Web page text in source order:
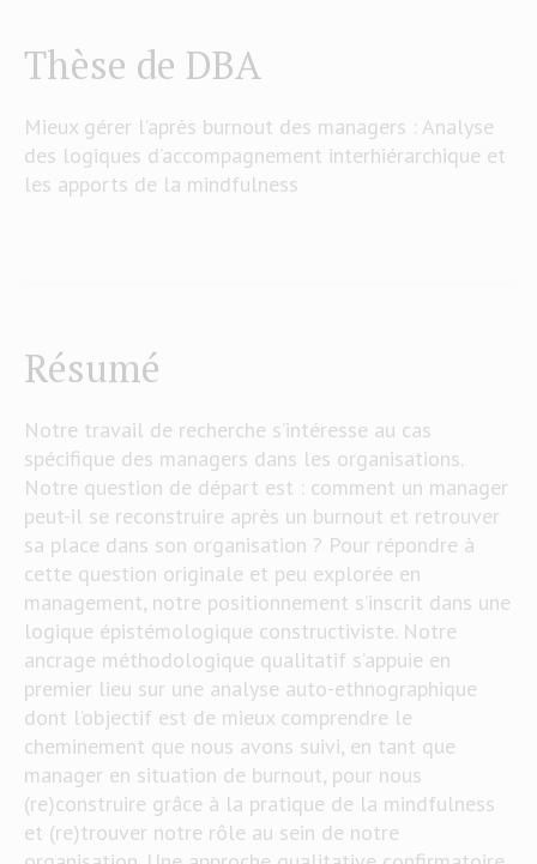
Thèse de DBA
Mieux gérer l’après burnout des managers : Analyse
des logiques d’accompagnement interhiérarchique et
les apports de la mindfulness
Résumé
Notre travail de recherche s’intéresse au cas
spécifique des managers dans les organisations.
Notre question de départ est : comment un manager
peut-il se reconstruire après un burnout et retrouver
sa place dans son organisation ? Pour répondre à
cette question originale et peu explorée en
management, notre positionnement s’inscrit dans une
logique épistémologique constructiviste. Notre
ancrage méthodologique qualitatif s’appuie en
premier lieu sur une analyse auto-ethnographique
dont l’objectif est de mieux comprendre le
cheminement que nous avons suivi, en tant que
manager en situation de burnout, pour nous
(re)construire grâce à la pratique de la mindfulness
et (re)trouver notre rôle au sein de notre